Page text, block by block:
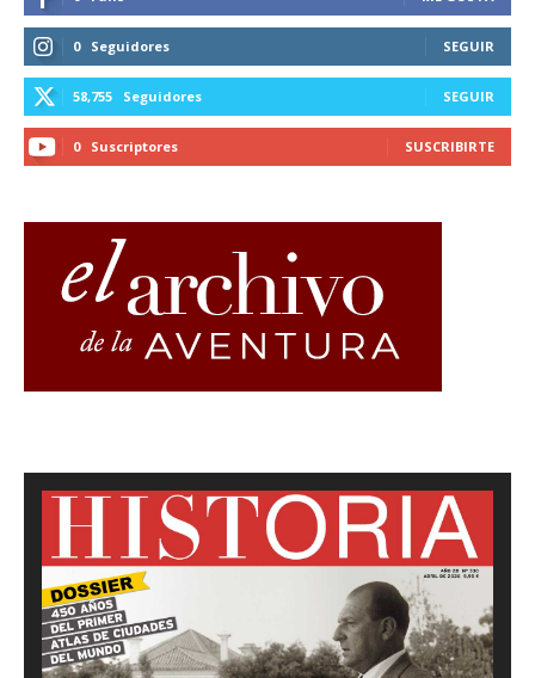
0 Seguidores SEGUIR
58,755 Seguidores SEGUIR
0 Suscriptores SUSCRIBIRTE